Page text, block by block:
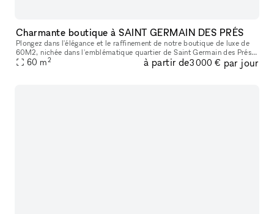
Charmante boutique à SAINT GERMAIN DES PRÉS
Plongez dans l'élégance et le raffinement de notre boutique de luxe de
60M2, nichée dans l'emblématique quartier de Saint Germain des Prés à
Paris. Découvrez un espace exquis où l'art de vivre à la
60 m2 à partir de3 000 € par jour